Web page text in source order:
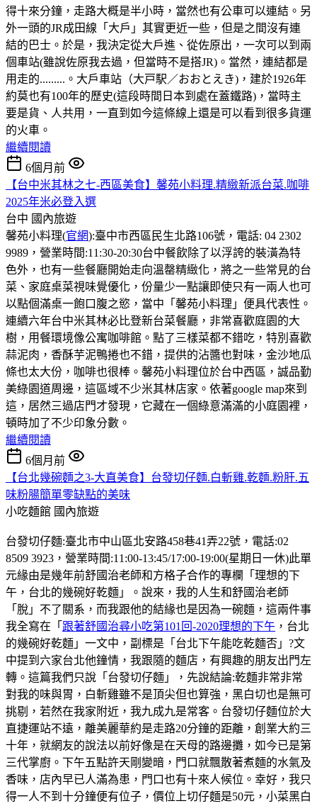
得十來分鐘，走路大概是半小時，當然也有公車可以連結。另
外一頭的JR成田線「大戶」其實更近一些，但是之間沒有連
結的巴士。於是，我決定從大戶進、從佐原出，一次可以到兩
個車站(雖說佐原我去過，但當時不是搭JR)。當然，連結都是
用走的.........。大戶車站（大戸駅／おおとえき)，建於1926年
約莫也有100年的歷史(這段時間日本到處在蓋鐵路)，當時主
要是貨、人共用，一直到如今這條線上還是可以看到很多貨運
的火車。
繼續閱讀
6個月前
【台中米其林之七-西區美食】馨苑小料理.精緻新派台菜.咖啡
2025年米必登入選
台中 國內旅遊
馨苑小料理(官網):臺中市西區民生北路106號，電話: 04 2302
9989，營業時間:11:30-20:30台中餐飲除了以浮誇的裝潢為特
色外，也有一些餐廳開始走向溫罄精緻化，將之一些常見的台
菜、家庭桌菜視味覺優化，份量少一點讓即使只有一兩人也可
以點個滿桌一飽口腹之慾，當中「馨苑小料理」便具代表性。
連續六年台中米其林必比登新台菜餐廳，非常喜歡庭園的大
樹，用餐環境像公寓咖啡館。點了三樣菜都不錯吃，特別喜歡
蒜泥肉，香酥芋泥鴨捲也不錯，提供的沾醬也對味，金沙地瓜
條也太大份，咖啡也很棒。 馨苑小料理位於台中西區，誠品勤
美綠園道周邊，這區域不少米其林店家。依著google map來到
這，居然三過店門才發現，它藏在一個綠意滿滿的小庭園裡，
頓時加了不少印象分數。
繼續閱讀
6個月前
【台北幾碗麵之3-大直美食】台發切仔麵.白斬雞.乾麵.粉肝.五
味粉腸簡單零缺點的美味
小吃麵館 國內旅遊
台發切仔麵:臺北市中山區北安路458巷41弄22號，電話:02
8509 3923，營業時間:11:00-13:45/17:00-19:00(星期日一休)此單
元緣由是幾年前舒國治老師和方格子合作的專欄「理想的下
午，台北的幾碗好乾麵」。說來，我的人生和舒國治老師
「脫」不了關系，而我跟他的結緣也是因為一碗麵，這兩件事
我全寫在「 跟著舒國治尋小吃第101回-2020理想的下午 ，台北
的幾碗好乾麵」一文中，副標是「台北下午能吃乾麵否」?文
中提到六家台北他鐘情，我跟隨的麵店，有興趣的朋友出門左
轉。這篇我們只說「台發切仔麵」，先說結論:乾麵非常非常
對我的味與胃，白斬雞雖不是頂尖但也算強，黑白切也是無可
挑剔，若然在我家附近，我九成九是常客。台發切仔麵位於大
直捷運站不遠，離美麗華約是走路20分鐘的距離，創業大約三
十年，就網友的說法以前好像是在天母的路邊攤，如今已是第
三代掌廚。下午五點許天剛變暗，門口就飄散著煮麵的水氣及
香味，店內早已人滿為患，門口也有十來人候位。幸好，我只
得一人不到十分鐘便有位子，價位上切仔麵是50元，小菜黑白